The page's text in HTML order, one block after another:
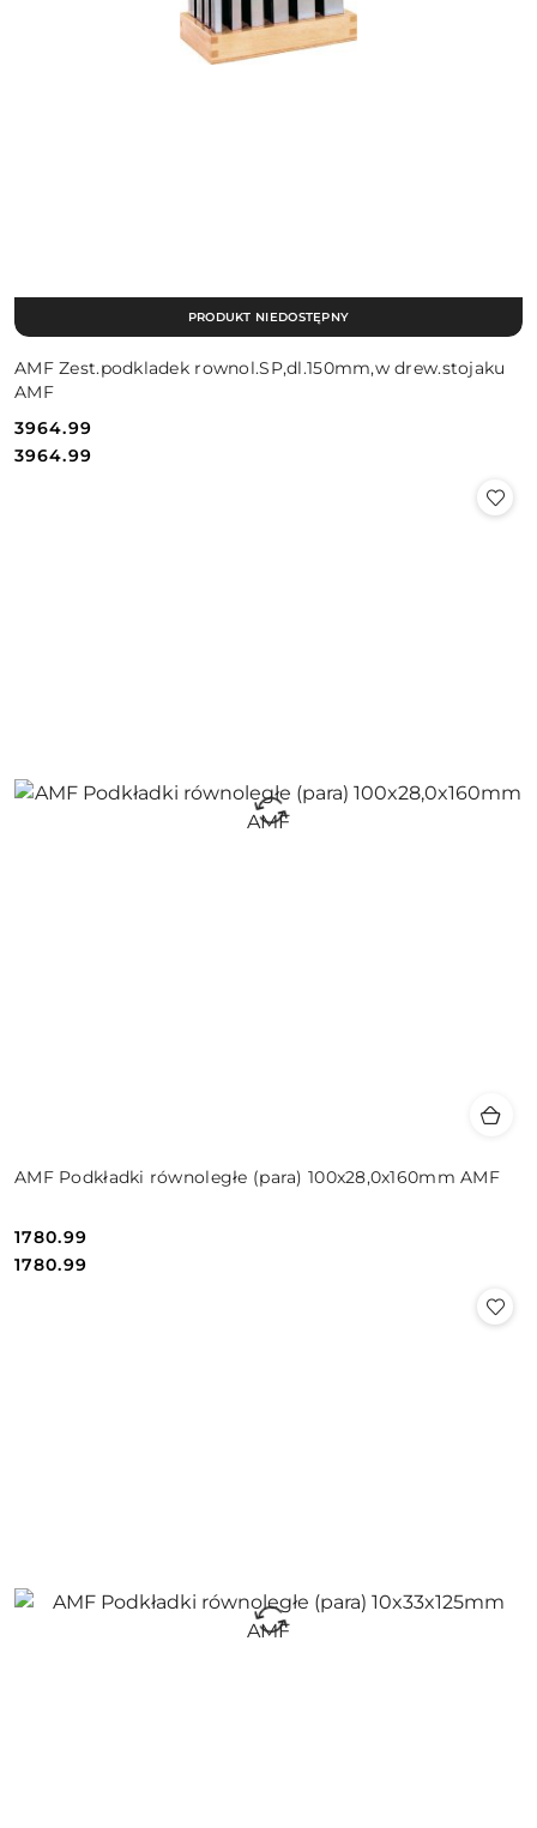
AMF Zest.podkladek rownol.SP,dl.150mm,w drew.stojaku
AMF
Cena:
3964.99
Cena:
3964.99
PRODUKT NIEDOSTĘPNY
AMF Podkładki równoległe (para) 100x28,0x160mm AMF
Cena:
1780.99
Cena:
1780.99